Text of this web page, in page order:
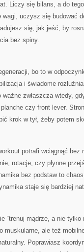
Liczy się bilans, a do
uczysz się budować
się, jak jeść, by
bez spiny.
bo to w
i świadome
ważne zwłaszcza wtedy,
czy front lever.
krok w tył, żeby potem
potrafi wciągnąć bez
rotacje, czy płynne
bez podstaw to
staje się bardziej
“trenuj mądrze, a nie tylko
muskularne, ale też
Poprawiasz